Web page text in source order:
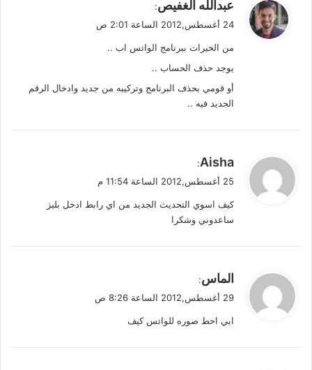
ي
ق
ل
عبدالله الغفيص:
24 أغسطس,2012 الساعة 2:01 ص
من الخيرات ببرنامج الواتس اب ..
يوجد حذف الحساب ..
أو قومي بحذف البرنامج وتركيبه من جديد وادخال الرقم
الجديد فيه ..
ي
ق
ل
Aisha
:
25 أغسطس,2012 الساعة 11:54 م
كيف اسوي التحديث الجديد من اي رابط ادخل بليز
ساعدوني وشكرا
ي
ق
ل
الماس:
29 أغسطس,2012 الساعة 8:26 ص
ابي احط صوره للواتس كيف